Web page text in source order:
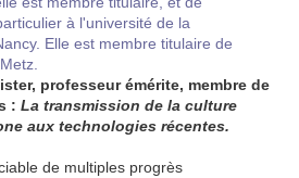
à l'université de la
Elle est membre titulaire de
professeur émérite, membre de
: La transmission de la culture
aux technologies récentes.
de multiples progrès